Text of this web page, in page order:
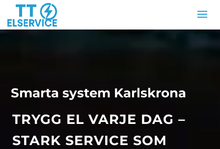
Smarta system Karlskrona
TRYGG EL VARJE DAG –
STARK SERVICE SOM